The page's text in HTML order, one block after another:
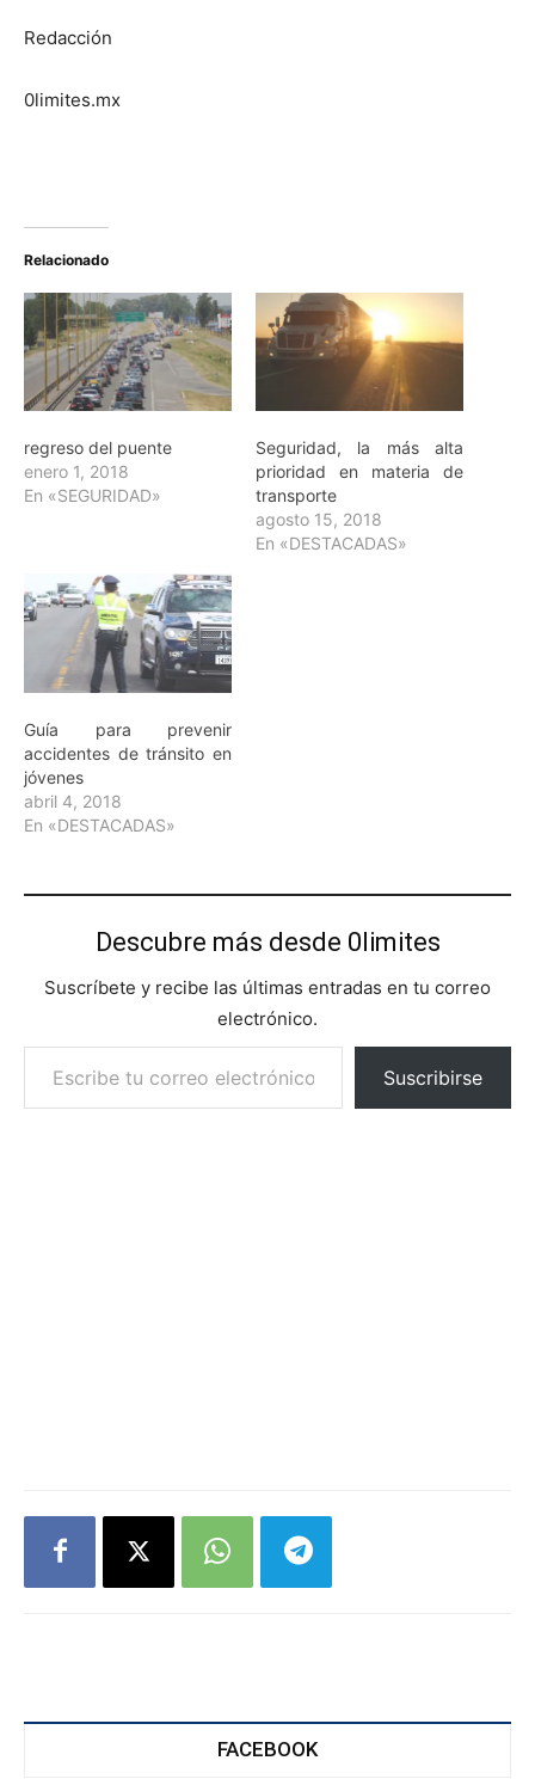
Redacción
0limites.mx
Relacionado
regreso del puente
enero 1, 2018
En «SEGURIDAD»
Seguridad, la más alta
prioridad en materia de
transporte
agosto 15, 2018
En «DESTACADAS»
Guía para prevenir
accidentes de tránsito en
jóvenes
abril 4, 2018
En «DESTACADAS»
Descubre más desde 0limites
Suscríbete y recibe las últimas entradas en tu correo
electrónico.
Escribe tu correo electrónico…
Suscribirse
FACEBOOK